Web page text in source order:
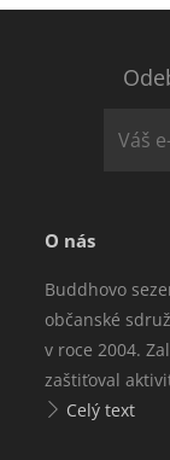
O nás
Buddhovo
občanské
v roce 2004.
zaštiťoval
Celý text